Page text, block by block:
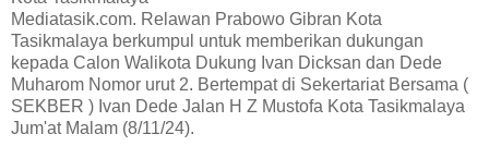
Mediatasik.com. Relawan Prabowo Gibran Kota
Tasikmalaya berkumpul untuk memberikan dukungan
kepada Calon Walikota Dukung Ivan Dicksan dan Dede
Muharom Nomor urut 2. Bertempat di Sekertariat Bersama (
SEKBER ) Ivan Dede Jalan H Z Mustofa Kota Tasikmalaya
Jum'at Malam (8/11/24).